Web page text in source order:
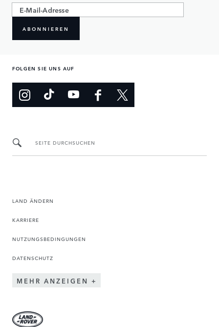
ABONNIEREN
FOLGEN SIE UNS AUF
SEITE DURCHSUCHEN
LAND ÄNDERN
KARRIERE
NUTZUNGSBEDINGUNGEN
DATENSCHUTZ
MEHR ANZEIGEN